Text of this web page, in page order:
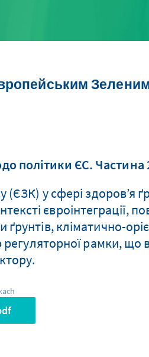
політики ЄС. Частина
у сфері здоров’я
євроінтеграції,
кліматично-
рамки, що